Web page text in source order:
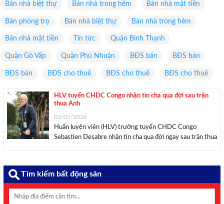
Bán nhà biệt thự Bán nhà trong hẻm Bán nhà mặt tiền
Bán phòng trọ Bán nhà biệt thự Bán nhà trong hẻm
Bán nhà mặt tiền Tin tức Quận Bình Thạnh
Quận Gò Vấp Quận Phú Nhuận BĐS bán BĐS bán
BĐS bán BĐS cho thuê BĐS cho thuê BĐS cho thuê
HLV tuyển CHDC Congo nhận tin cha qua đời sau trận
thua Anh
02/07/2026
Huấn luyện viên (HLV) trưởng tuyển CHDC Congo
Sebastien Desabre nhận tin cha qua đời ngay sau trận thua
Bóng đá CHDC Congo Trong buổi họp ...
Tìm kiếm bất động sản